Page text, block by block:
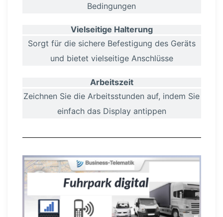
Bedingungen
Vielseitige Halterung
Sorgt für die sichere Befestigung des Geräts
und bietet vielseitige Anschlüsse
Arbeitszeit
Zeichnen Sie die Arbeits­stunden auf, indem Sie
einfach das Display antippen